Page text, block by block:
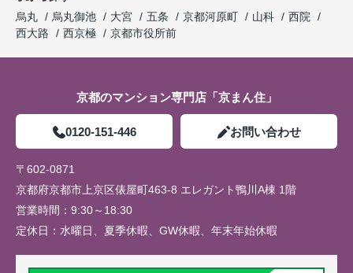
烏丸
烏丸御池 大宮 五条 京都河原町 山科
西院
西大路
西京極 京都市役所前
京都のマンション専門店「京まん住」
0120-151-446 お問い合わせ
〒602-0871
京都府京都市上京区俵屋町463-8 エレガント鴨川A棟 1階
営業時間： 9:30～18:30
定休日： 水曜日、夏季休暇、GW休暇、年末年始休暇